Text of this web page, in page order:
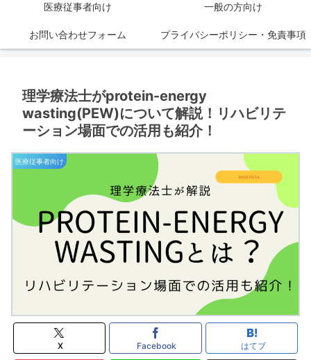
医療従事者向け 一般の方向け
お問い合わせフォーム プライバシーポリシー・免責事項
理学療法士がprotein-energy
wasting(PEW)について解説！リハビリテ
ーション場面での活用も紹介！
医療従事者向け
X Facebook はてブ